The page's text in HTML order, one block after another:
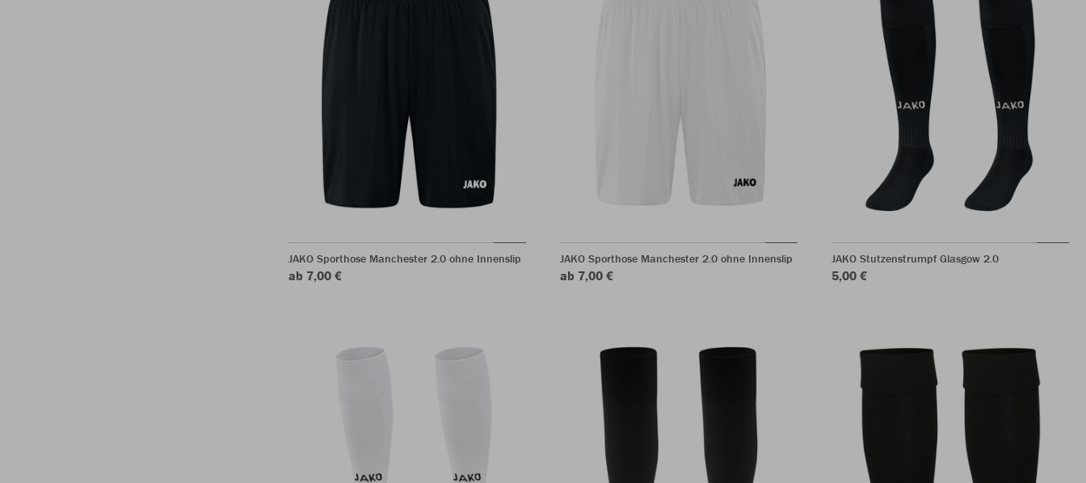
JAKO Sporthose Manchester 2.0 ohne Innenslip
ab 7,00 €
JAKO Sporthose Manchester 2.0 ohne Innenslip
ab 7,00 €
JAKO Stutzenstrumpf Glasgow 2.0
5,00 €